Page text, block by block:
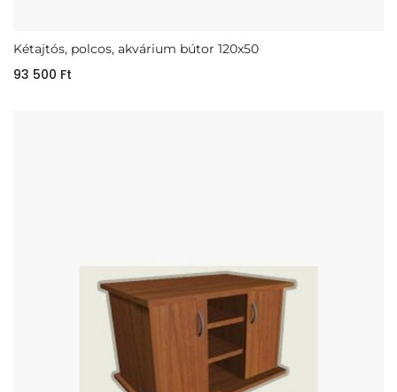
Kétajtós, polcos, akvárium bútor 120x50
93 500 Ft